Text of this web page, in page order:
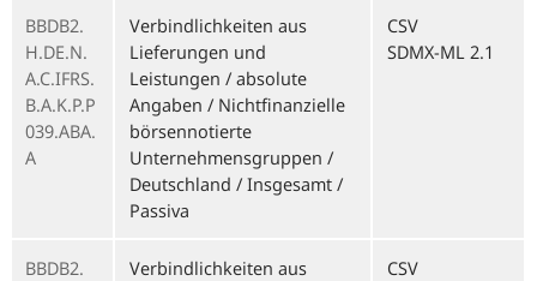
BBDB2.
H.DE.N.
A.C.IFRS.
B.A.K.P.P
039.ABA.
A
Verbindlichkeiten aus
Lieferungen und
Leistungen / absolute
Angaben / Nichtfinanzielle
börsennotierte
Unternehmensgruppen /
Deutschland / Insgesamt /
Passiva
CSV
SDMX-ML 2.1
BBDB2.
Verbindlichkeiten aus
CSV